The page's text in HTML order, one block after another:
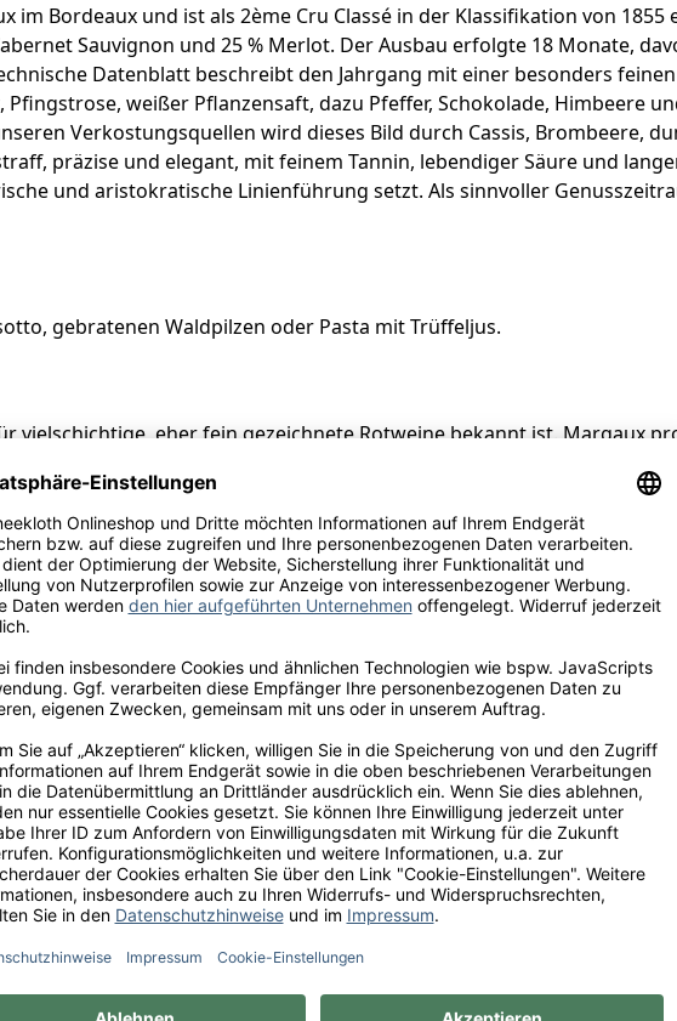
im Bordeaux und ist als 2ème Cru Classé in der Klassifikation von 1855
Sauvignon und 25 % Merlot. Der Ausbau erfolgte 18 Monate,
Datenblatt beschreibt den Jahrgang mit einer besonders
weißer Pflanzensaft, dazu Pfeffer, Schokolade, Himbeere
Verkostungsquellen wird dieses Bild durch Cassis, Brombeere,
präzise und elegant, mit feinem Tannin, lebendiger Säure und
und aristokratische Linienführung setzt. Als sinnvoller
gebratenen Waldpilzen oder Pasta mit Trüffeljus.
vielschichtige, eher fein gezeichnete Rotweine bekannt ist. Margaux
mildert und eine lange Vegetationsperiode
Rauzan-Ségla, Rue Alexis Millardet, 33460 Margaux-Cantenac,
Sulfite
vol.
Brombeere, Cassis, Erdbeere, Himbeere, Milchschokolade,